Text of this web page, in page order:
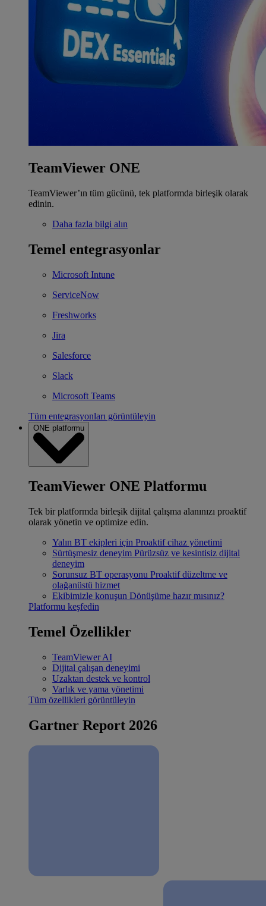
TeamViewer ONE
TeamViewer’ın tüm gücünü, tek platformda birleşik olarak
edinin.
Daha fazla bilgi alın
Temel entegrasyonlar
Microsoft Intune
ServiceNow
Freshworks
Jira
Salesforce
Slack
Microsoft Teams
Tüm entegrasyonları görüntüleyin
ONE platformu
TeamViewer ONE Platformu
Tek bir platformda birleşik dijital çalışma alanınızı proaktif
olarak yönetin ve optimize edin.
Yalın BT ekipleri için Proaktif cihaz yönetimi
Sürtüşmesiz deneyim Pürüzsüz ve kesintisiz dijital
deneyim
Sorunsuz BT operasyonu Proaktif düzeltme ve
olağanüstü hizmet
Ekibimizle konuşun Dönüşüme hazır mısınız?
Platformu keşfedin
Temel Özellikler
TeamViewer AI
Dijital çalışan deneyimi
Uzaktan destek ve kontrol
Varlık ve yama yönetimi
Tüm özellikleri görüntüleyin
Gartner Report 2026